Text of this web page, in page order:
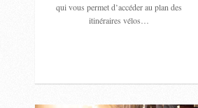
qui vous permet d’accéder au plan des
itinéraires vélos…